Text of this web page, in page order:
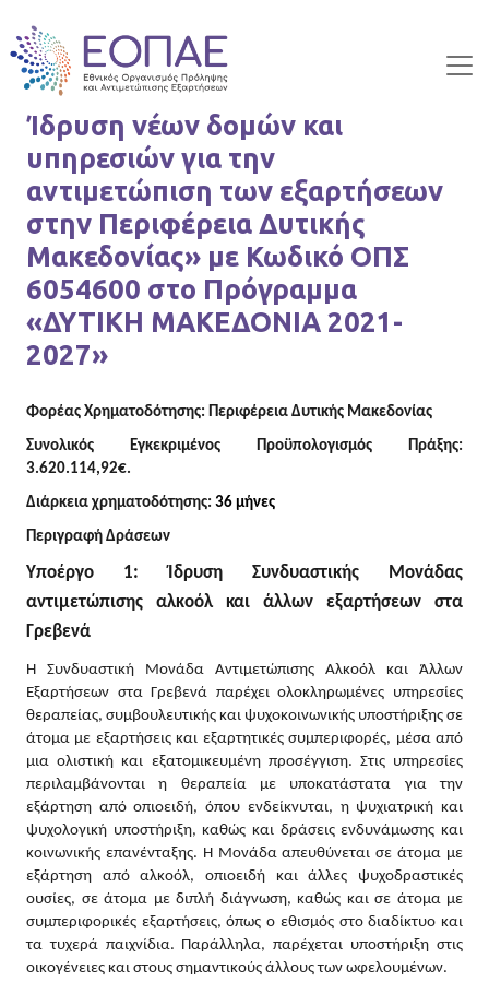
Ίδρυση νέων δομών και
υπηρεσιών για την
αντιμετώπιση των εξαρτήσεων
στην Περιφέρεια Δυτικής
Μακεδονίας» με Κωδικό ΟΠΣ
6054600 στο Πρόγραμμα
«ΔΥΤΙΚΗ ΜΑΚΕΔΟΝΙΑ 2021-
2027»
Φορέας Χρηματοδότησης: Περιφέρεια Δυτικής Μακεδονίας
Συνολικός Εγκεκριμένος Προϋπολογισμός Πράξης:
3.620.114,92€.
Διάρκεια χρηματοδότησης: 36 μήνες
Περιγραφή Δράσεων
Υποέργο 1: Ίδρυση Συνδυαστικής Μονάδας
αντιμετώπισης αλκοόλ και άλλων εξαρτήσεων στα
Γρεβενά
H Συνδυαστική Μονάδα Αντιμετώπισης Αλκοόλ και Άλλων
Εξαρτήσεων στα Γρεβενά παρέχει ολοκληρωμένες υπηρεσίες
θεραπείας, συμβουλευτικής και ψυχοκοινωνικής υποστήριξης σε
άτομα με εξαρτήσεις και εξαρτητικές συμπεριφορές, μέσα από
μια ολιστική και εξατομικευμένη προσέγγιση. Στις υπηρεσίες
περιλαμβάνονται η θεραπεία με υποκατάστατα για την
εξάρτηση από οπιοειδή, όπου ενδείκνυται, η ψυχιατρική και
ψυχολογική υποστήριξη, καθώς και δράσεις ενδυνάμωσης και
κοινωνικής επανένταξης. Η Μονάδα απευθύνεται σε άτομα με
εξάρτηση από αλκοόλ, οπιοειδή και άλλες ψυχοδραστικές
ουσίες, σε άτομα με διπλή διάγνωση, καθώς και σε άτομα με
συμπεριφορικές εξαρτήσεις, όπως ο εθισμός στο διαδίκτυο και
τα τυχερά παιχνίδια. Παράλληλα, παρέχεται υποστήριξη στις
οικογένειες και στους σημαντικούς άλλους των ωφελουμένων.